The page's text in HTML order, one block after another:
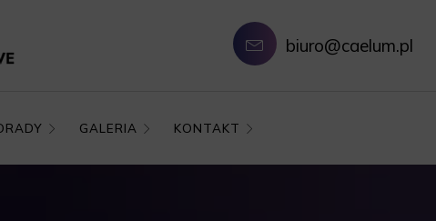
biuro@caelum.pl
GALERIA KONTAKT